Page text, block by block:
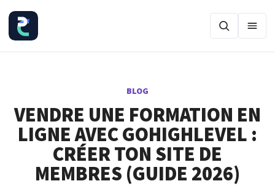
BLOG
VENDRE UNE FORMATION EN
LIGNE AVEC GOHIGHLEVEL :
CRÉER TON SITE DE
MEMBRES (GUIDE 2026)